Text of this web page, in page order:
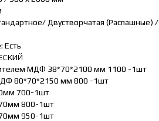
Двустворчатая (Распашные) /
Есть
МДФ 38*70*2100 мм 1100 -1шт
80*70*2150 мм 800 -1шт
700-1шт
800-1шт
950-1шт